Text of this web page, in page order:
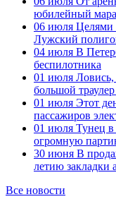
юбилейный
06 июля Целями
Лужский
04 июля В
беспилотника
01 июля Ловись,
большой
01 июля Этот
пассажиров
01 июля Тунец
огромную
30 июня В
летию закладки
Все новости